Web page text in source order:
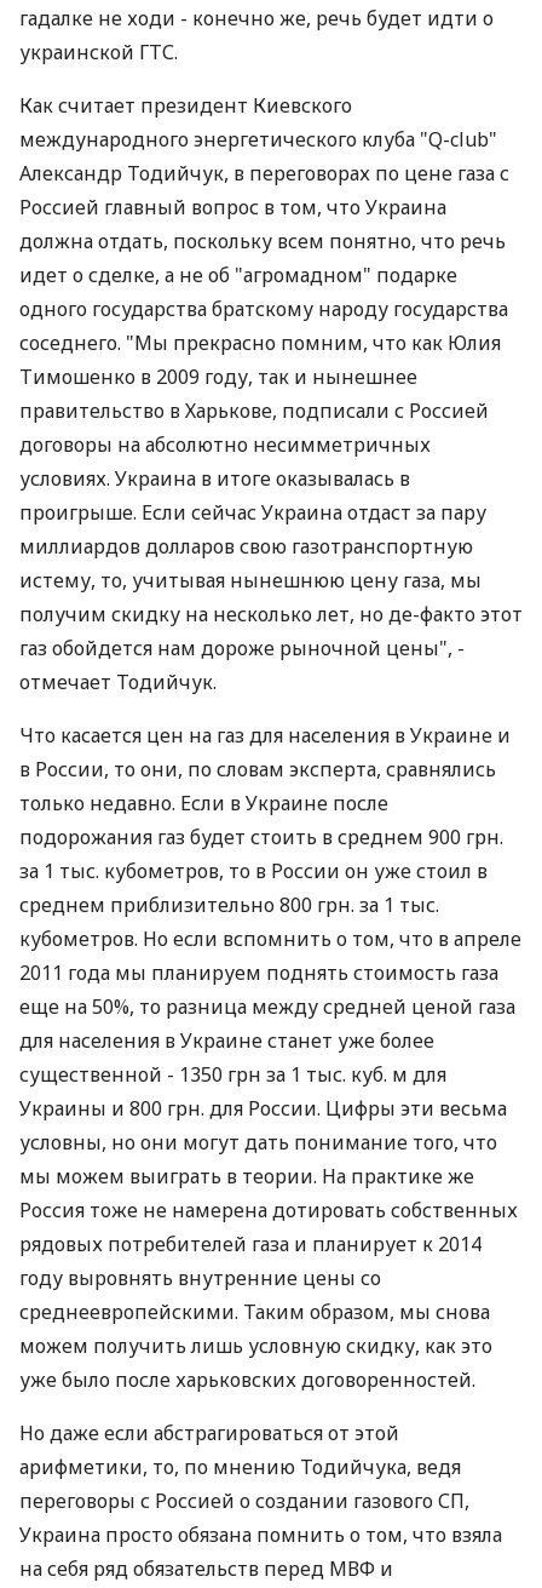
гадалке не ходи - конечно же, речь будет идти о
украинской ГТС.
Как считает президент Киевского
международного энергетического клуба "Q-club"
Александр Тодийчук, в переговорах по цене газа с
Россией главный вопрос в том, что Украина
должна отдать, поскольку всем понятно, что речь
идет о сделке, а не об "агромадном" подарке
одного государства братскому народу государства
соседнего. "Мы прекрасно помним, что как Юлия
Тимошенко в 2009 году, так и нынешнее
правительство в Харькове, подписали с Россией
договоры на абсолютно несимметричных
условиях. Украина в итоге оказывалась в
проигрыше. Если сейчас Украина отдаст за пару
миллиардов долларов свою газотранспортную
истему, то, учитывая нынешнюю цену газа, мы
получим скидку на несколько лет, но де-факто этот
газ обойдется нам дороже рыночной цены", -
отмечает Тодийчук.
Что касается цен на газ для населения в Украине и
в России, то они, по словам эксперта, сравнялись
только недавно. Если в Украине после
подорожания газ будет стоить в среднем 900 грн.
за 1 тыс. кубометров, то в России он уже стоил в
среднем приблизительно 800 грн. за 1 тыс.
кубометров. Но если вспомнить о том, что в апреле
2011 года мы планируем поднять стоимость газа
еще на 50%, то разница между средней ценой газа
для населения в Украине станет уже более
существенной - 1350 грн за 1 тыс. куб. м для
Украины и 800 грн. для России. Цифры эти весьма
условны, но они могут дать понимание того, что
мы можем выиграть в теории. На практике же
Россия тоже не намерена дотировать собственных
рядовых потребителей газа и планирует к 2014
году выровнять внутренние цены со
среднеевропейскими. Таким образом, мы снова
можем получить лишь условную скидку, как это
уже было после харьковских договоренностей.
Но даже если абстрагироваться от этой
арифметики, то, по мнению Тодийчука, ведя
переговоры с Россией о создании газового СП,
Украина просто обязана помнить о том, что взяла
на себя ряд обязательств перед МВФ и